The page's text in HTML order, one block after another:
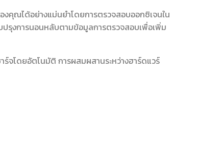
คุณได้อย่างแม่นยำโดยการตรวจสอบออกซิเจนใน
ปรุงการนอนหลับตามข้อมูลการตรวจสอบเพื่อเพิ่ม
ร์จโดยอัตโนมัติ การผสมผสานระหว่างฮาร์ดแวร์